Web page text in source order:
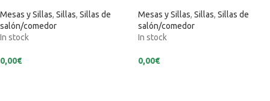
Mesas y Sillas, Sillas, Sillas de
salón/comedor
In stock
0,00€
Mesas y Sillas, Sillas, Sillas de
salón/comedor
In stock
0,00€